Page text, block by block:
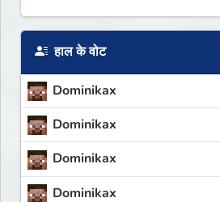
हाल के वोट
Dominikax
Dominikax
Dominikax
Dominikax